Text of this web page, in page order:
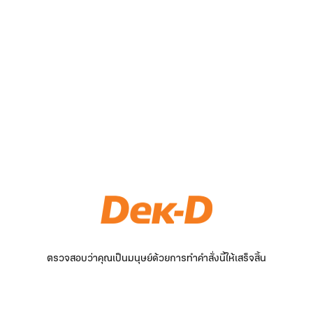
ตรวจสอบว่าคุณเป็นมนุษย์ด้วยการทำคำสั่งนี้ให้เสร็จสิ้น